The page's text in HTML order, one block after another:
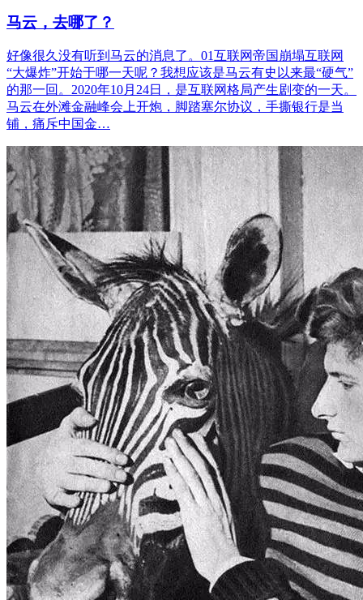
马云，去哪了？
好像很久没有听到马云的消息了。01互联网帝国崩塌互联网
“大爆炸”开始于哪一天呢？我想应该是马云有史以来最“硬气”
的那一回。2020年10月24日，是互联网格局产生剧变的一天。
马云在外滩金融峰会上开炮，脚踏塞尔协议，手撕银行是当
铺，痛斥中国金…